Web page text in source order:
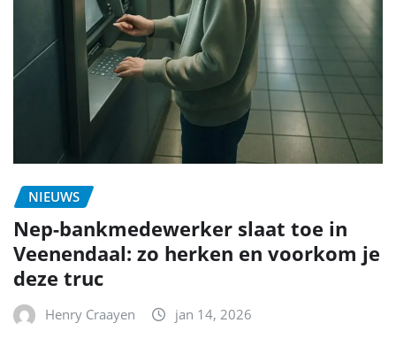
NIEUWS
Nep-bankmedewerker slaat toe in
Veenendaal: zo herken en voorkom je
deze truc
Henry Craayen jan 14, 2026